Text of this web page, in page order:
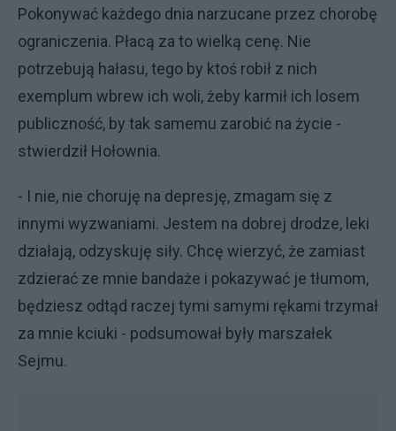
Pokonywać każdego dnia narzucane przez chorobę
ograniczenia. Płacą za to wielką cenę. Nie
potrzebują hałasu, tego by ktoś robił z nich
exemplum wbrew ich woli, żeby karmił ich losem
publiczność, by tak samemu zarobić na życie -
stwierdził Hołownia.
- I nie, nie choruję na depresję, zmagam się z
innymi wyzwaniami. Jestem na dobrej drodze, leki
działają, odzyskuję siły. Chcę wierzyć, że zamiast
zdzierać ze mnie bandaże i pokazywać je tłumom,
będziesz odtąd raczej tymi samymi rękami trzymał
za mnie kciuki - podsumował były marszałek
Sejmu.